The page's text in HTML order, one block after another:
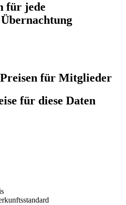
für jede
für Mitglieder
für diese Daten